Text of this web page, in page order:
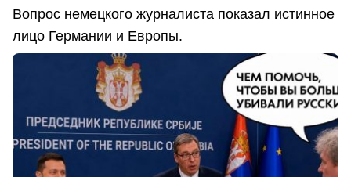
Вопрос немецкого журналиста показал истинное
лицо Германии и Европы.